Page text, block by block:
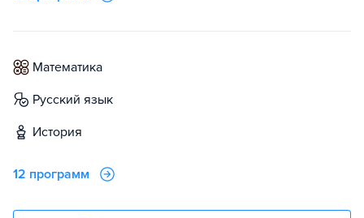
математика
русский язык
история
12 программ